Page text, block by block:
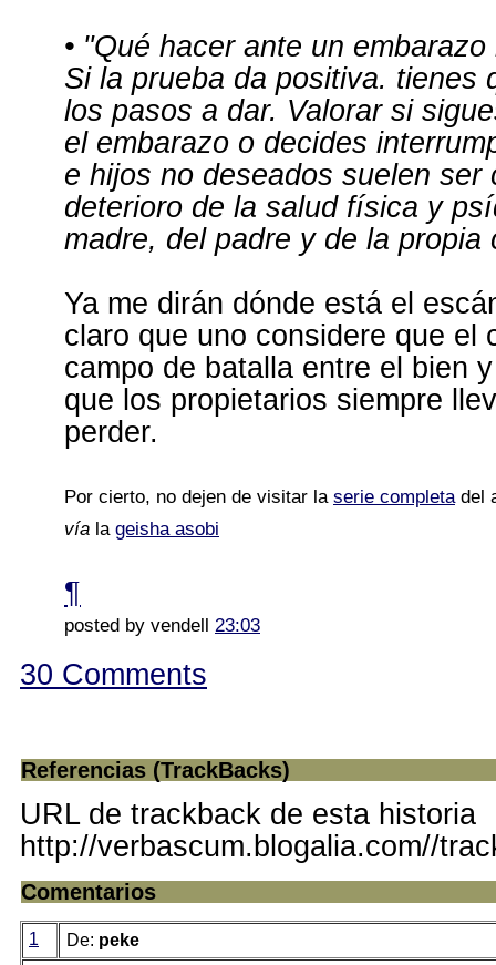
• "Qué hacer ante un
Si la prueba da positiva. tienes
los pasos a dar. Valorar si
el embarazo o decides
e hijos no deseados suelen ser
deterioro de la salud física y
madre, del padre y de la propia
Ya me dirán dónde está el
claro que uno considere que el
campo de batalla entre el bien
que los propietarios siempre
perder.
Por cierto, no dejen de visitar la serie completadel
vía la geisha asobi
¶
posted by vendell 23:03
30 Comments
Referencias (TrackBacks)
URL de trackback de esta historia
http://verbascum.blogalia.com//
Comentarios
1 De: peke